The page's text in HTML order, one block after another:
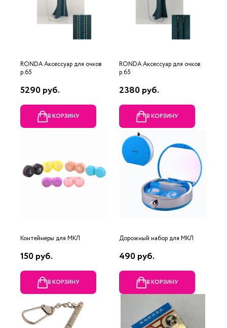
RONDA Аксессуар для очков
р.65
5290 руб.
В КОРЗИНУ
RONDA Аксессуар для очков
р.65
2380 руб.
В КОРЗИНУ
Контейнеры для МКЛ
150 руб.
В КОРЗИНУ
Дорожный набор для МКЛ
490 руб.
В КОРЗИНУ